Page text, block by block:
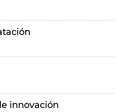
innovación